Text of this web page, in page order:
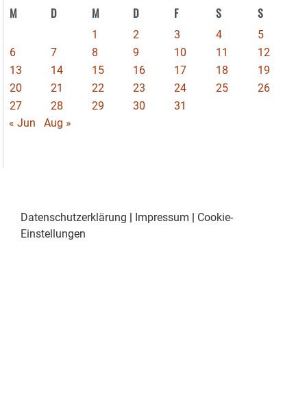
M D M D F S S
1 2 3 4
5
6
7 8 9 10 11
12
13
14 15 16 17 18
19
20
21 22 23 24 25
26
27
28 29 30
31
« Jun
Aug »
Datenschutzerklärung Impressum
Cookie-
Einstellungen